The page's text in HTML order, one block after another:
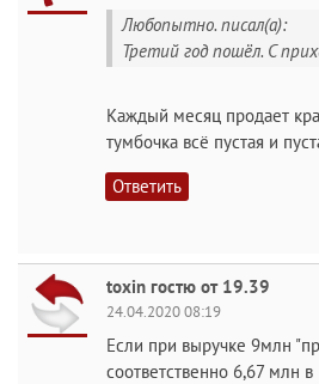
Любопытно. писал(а):
Третий год пошёл. С
Каждый месяц продает
тумбочка всё пустая и
Ответить
toxin гостю от 19.39
24.04.2020 08:19
Если при выручке 9млн
соответственно 6,67 млн